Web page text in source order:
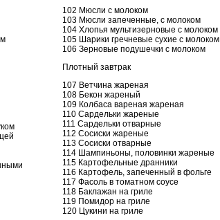
102 Мюсли с молоком
103 Мюсли запеченные, с молоком
104 Хлопья мультизерновые с молоком
105 Шарики гречневые сухие с молоком
106 Зерновые подушечки с молоком
Плотный завтрак
107 Ветчина жареная
108 Бекон жареный
109 Колбаса вареная жареная
110 Сардельки жареные
111 Сардельки отварные
112 Сосиски жареные
113 Сосиски отварные
114 Шампиньоны, половинки жареные
115 Картофельные дранники
116 Картофель, запеченный в фольге
117 Фасоль в томатном соусе
118 Баклажан на гриле
119 Помидор на гриле
120 Цукини на гриле